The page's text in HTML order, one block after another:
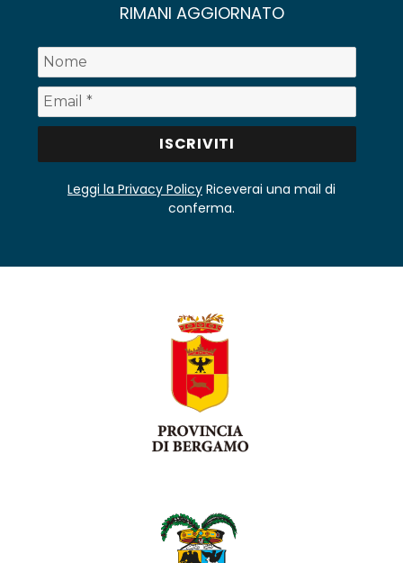
RIMANI AGGIORNATO
Leggi la Privacy Policy Riceverai una mail di
conferma.